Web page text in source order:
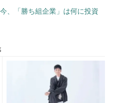
のにしていきたいのか
値観や思い」（なぜそれをやり
目標」（自分の人生をどのよう
リアビジョン）を明確化するも
、「勝ち組企業」は何に投資